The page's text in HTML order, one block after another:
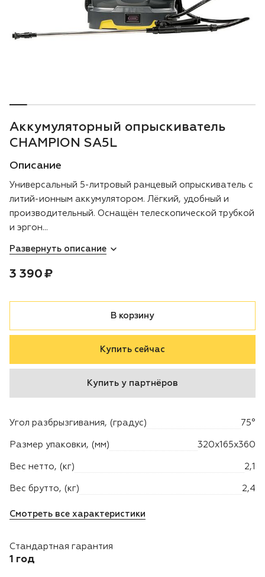
Генераторы
Скарификаторы
Мотопомпы
Подметальные машины
Строительная техника
Снегоотбрасыватели
Техника PRO
Высоторезы
Аккумуляторный опрыскиватель
CHAMPION SA5L
Описание
Универсальный 5-литровый ранцевый опрыскиватель с
литий-ионным аккумулятором. Лёгкий, удобный и
производительный. Оснащён телескопической трубкой
и эргон...
Развернуть описание
В корзину
Купить сейчас
Купить у партнёров
Угол разбрызгивания, (градус) 75°
Размер упаковки, (мм) 320х165х360
Вес нетто, (кг) 2,1
Вес брутто, (кг) 2,4
Смотреть все характеристики
Стандартная гарантия
1 год
Цена:
3 390 ₽рублей